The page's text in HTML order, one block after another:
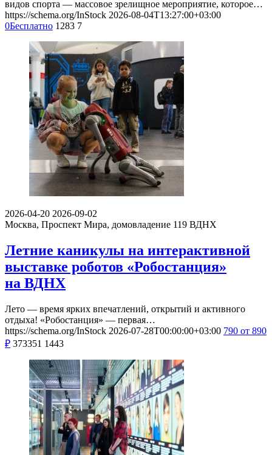
видов спорта — массовое зрелищное мероприятие, которое…
https://schema.org/InStock 2026-08-04T13:27:00+03:00
0Бесплатно 1283 7
2026-04-20 2026-09-02
Москва, Проспект Мира, домовладение 119 ВДНХ
Летние каникулы на интерактивной
выставке роботов «Робостанция»
на ВДНХ
Лето — время ярких впечатлений, открытий и активного
отдыха! «Робостанция» — первая…
https://schema.org/InStock 2026-07-28T00:00:00+03:00 790 от 890
₽ 373351 1443